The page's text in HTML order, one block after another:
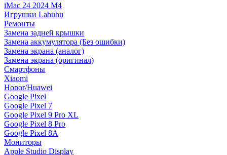
iMac 24 2024 M4
Игрушки Labubu
Ремонты
Замена задней крышки
Замена аккумулятора (Без ошибки)
Замена экрана (аналог)
Замена экрана (оригинал)
Смартфоны
Xiaomi
Honor/Huawei
Google Pixel
Google Pixel 7
Google Pixel 9 Pro XL
Google Pixel 8 Pro
Google Pixel 8A
Мониторы
Apple Studio Display